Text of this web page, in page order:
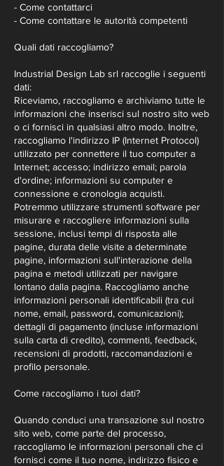
- Come contattarci
- Come contattare le autorità competenti
Quali dati raccogliamo?
Industrial Design Lab srl raccoglie i seguenti
dati:
Riceviamo, raccogliamo e archiviamo tutte le
informazioni che inserisci sul nostro sito web
o ci fornisci in qualsiasi altro modo. Inoltre,
raccogliamo l'indirizzo IP (Internet Protocol)
utilizzato per connettere il tuo computer a
Internet; accesso; indirizzo email; parola
d'ordine; informazioni su computer e
connessione e cronologia acquisti.
Potremmo utilizzare strumenti software per
misurare e raccogliere informazioni sulla
sessione, inclusi tempi di risposta alle
pagine, durata delle visite a determinate
pagine, informazioni sull'interazione della
pagina e metodi utilizzati per navigare
lontano dalla pagina. Raccogliamo anche
informazioni personali identificabili (tra cui
nome, email, password, comunicazioni);
dettagli di pagamento (incluse informazioni
sulla carta di credito), commenti, feedback,
recensioni di prodotti, raccomandazioni e
profilo personale.
Come raccogliamo i tuoi dati?
Quando conduci una transazione sul nostro
sito web, come parte del processo,
raccogliamo le informazioni personali che ci
fornisci come il tuo nome, indirizzo fisico e